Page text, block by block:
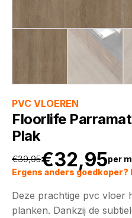
PVC VLOEREN
Floorlife
Plak
€39,95
prijs
€32,95
Huidige
prijs
per m
Ergens anders goedkoper?
Deze prachtige pvc vloer
planken. Dankzij de